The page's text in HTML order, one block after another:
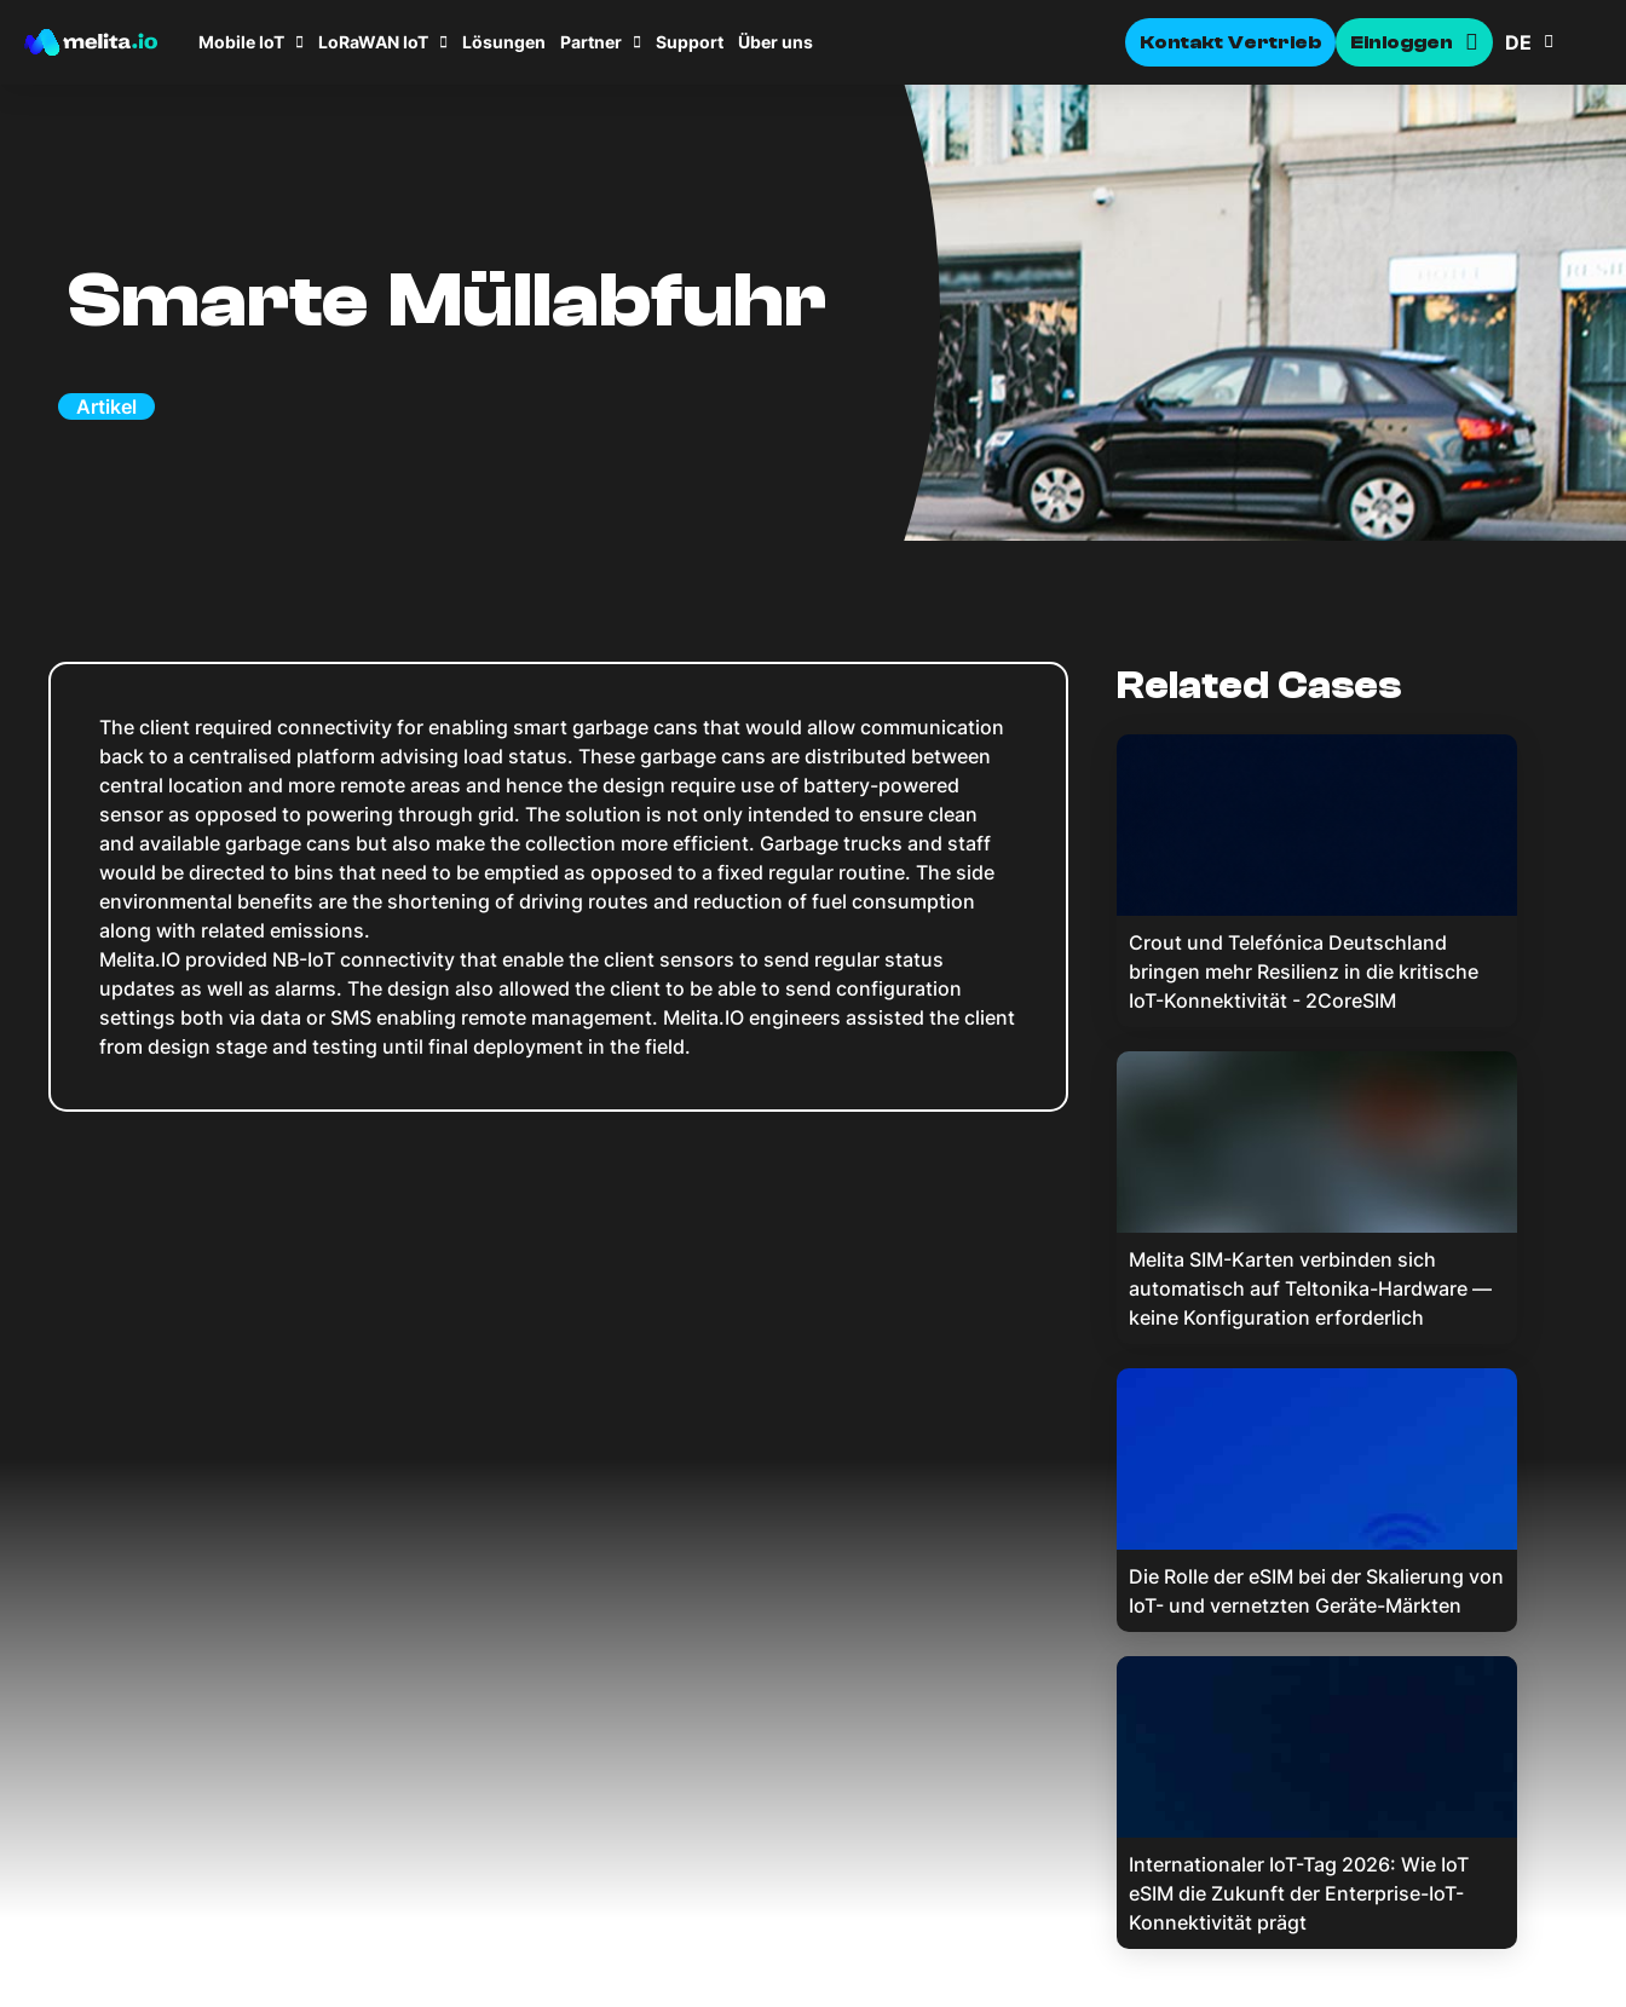
Mobile IoT LoRaWAN IoT Lösungen Partner Support Über uns Kontakt Vertrieb Einloggen DE
Smarte Müllabfuhr
Artikel
The client required connectivity for enabling smart garbage cans that would allow communication
back to a centralised platform advising load status. These garbage cans are distributed between
central location and more remote areas and hence the design require use of battery-powered
sensor as opposed to powering through grid. The solution is not only intended to ensure clean
and available garbage cans but also make the collection more efficient. Garbage trucks and staff
would be directed to bins that need to be emptied as opposed to a fixed regular routine. The side
environmental benefits are the shortening of driving routes and reduction of fuel consumption
along with related emissions.
Melita.IO provided NB-IoT connectivity that enable the client sensors to send regular status
updates as well as alarms. The design also allowed the client to be able to send configuration
settings both via data or SMS enabling remote management. Melita.IO engineers assisted the client
from design stage and testing until final deployment in the field.
Related Cases
Crout und Telefónica Deutschland
bringen mehr Resilienz in die kritische
IoT-Konnektivität - 2CoreSIM
Melita SIM-Karten verbinden sich
automatisch auf Teltonika-Hardware —
keine Konfiguration erforderlich
Die Rolle der eSIM bei der Skalierung von
IoT- und vernetzten Geräte-Märkten
Internationaler IoT-Tag 2026: Wie IoT
eSIM die Zukunft der Enterprise-IoT-
Konnektivität prägt